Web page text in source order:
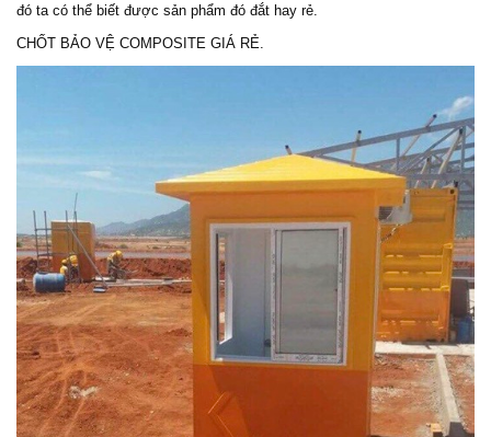
đó ta có thể biết được sản phẩm đó đắt hay rẻ.
CHỐT BẢO VỆ COMPOSITE GIÁ RẺ.